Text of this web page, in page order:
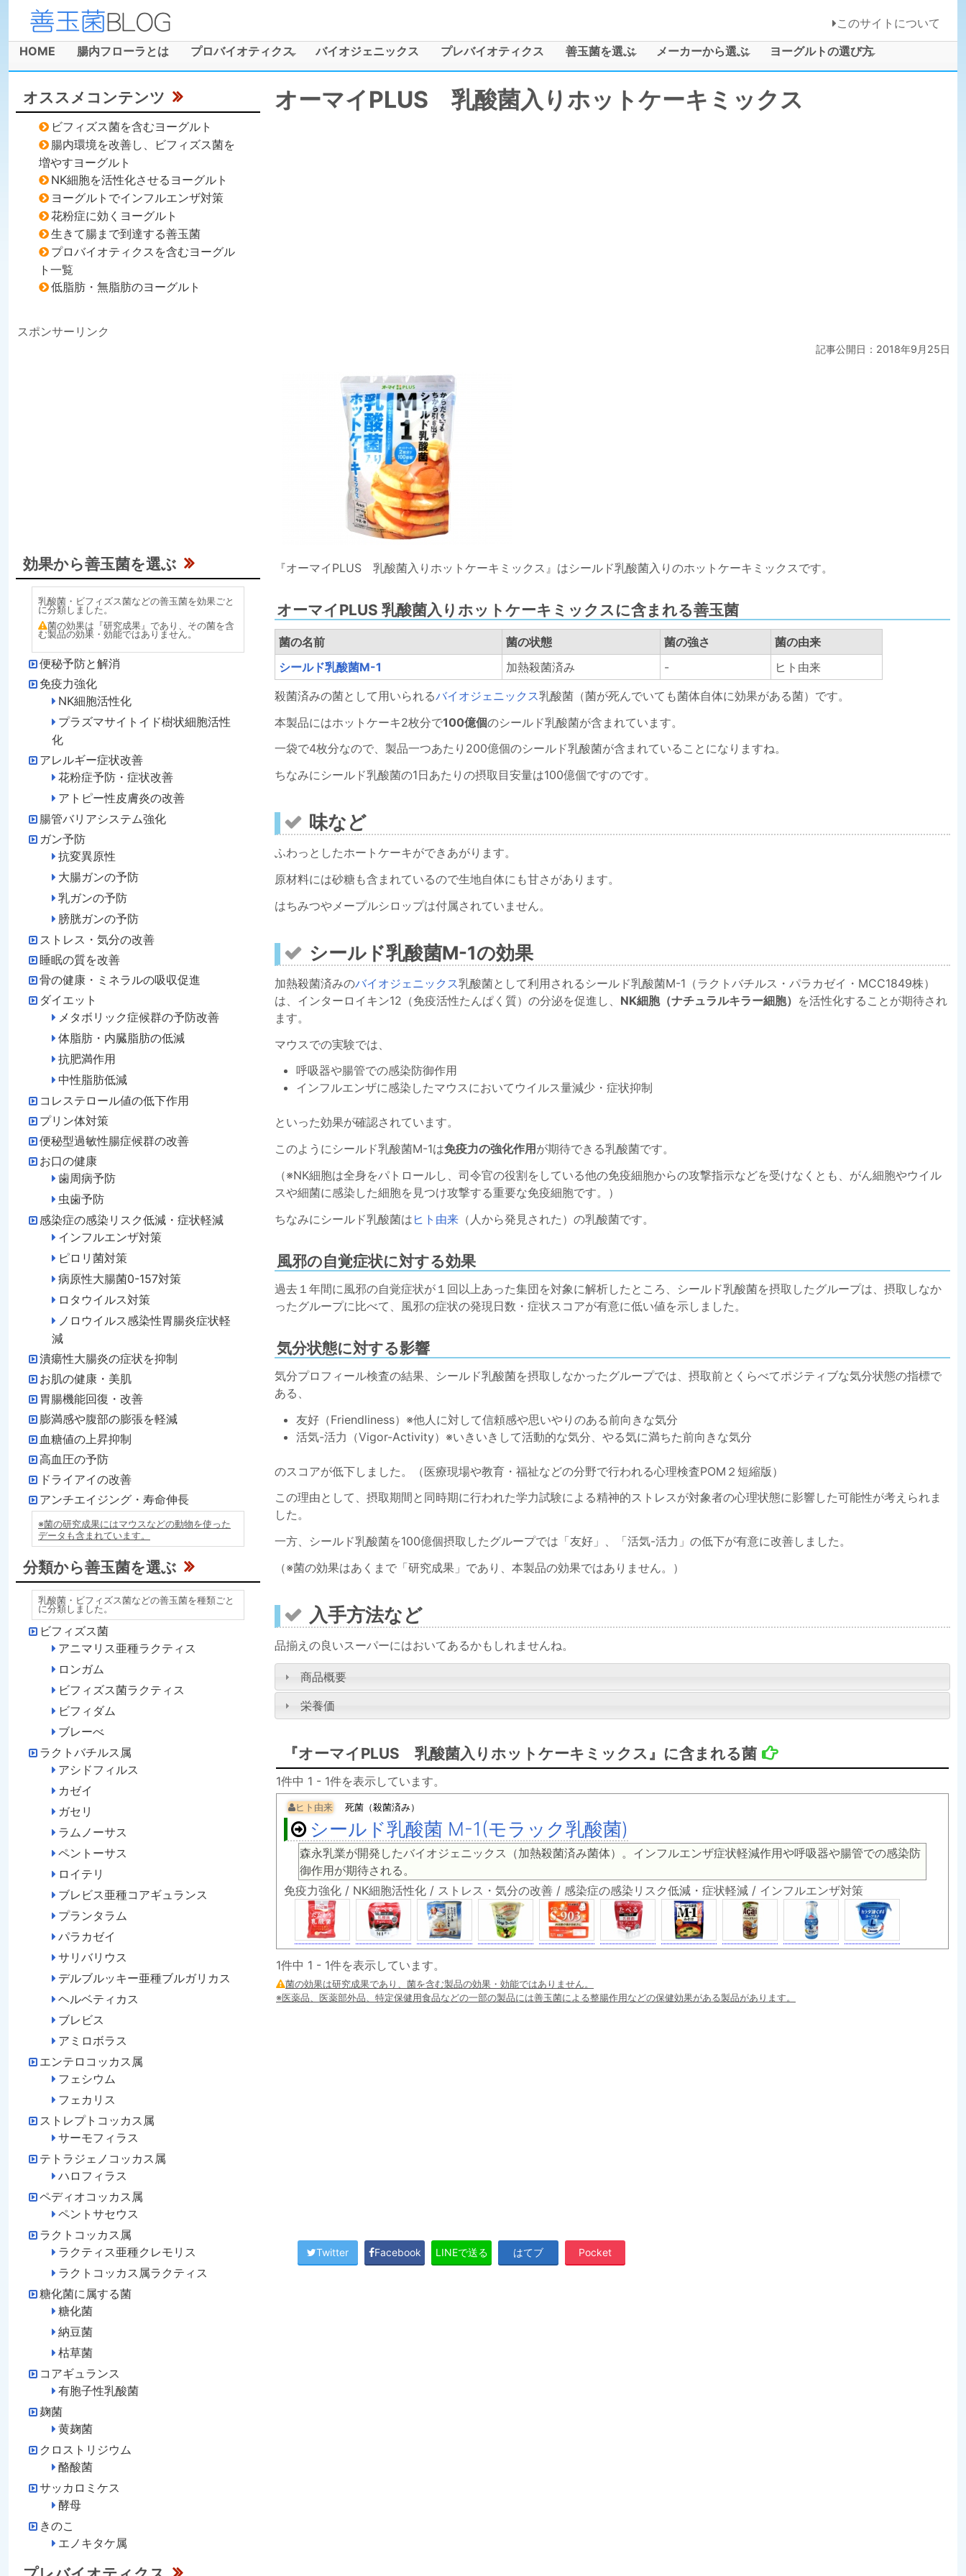
善
玉
ブ
このサイトについて
メインメニュー
HOME 腸内フローラとは プロバイオティクス バイオジェニックス プレバイオティクス 善玉菌を選ぶ メーカーから選ぶ ヨーグルトの選び方
オーマイPLUS 乳酸菌入りホットケーキミックス
記事公開日：2018年9月25日
『オーマイPLUS 乳酸菌入りホットケーキミックス』はシールド乳酸菌入りのホットケーキミックスです。
オーマイPLUS 乳酸菌入りホットケーキミックスに含まれる善玉菌
菌の名前 菌の状態 菌の強さ
菌の由来
シールド乳酸菌M-1
加熱殺菌済み -
ヒト由来
殺菌済みの菌として用いられるバイオジェニックス乳酸菌（菌が死んでいても菌体自体に効果がある菌）です。
本製品にはホットケーキ2枚分で100億個のシールド乳酸菌が含まれています。
一袋で4枚分なので、製品一つあたり200億個のシールド乳酸菌が含まれていることになりますね。
ちなみにシールド乳酸菌の1日あたりの摂取目安量は100億個ですのです。
味など
ふわっとしたホートケーキができあがります。
原材料には砂糖も含まれているので生地自体にも甘さがあります。
はちみつやメープルシロップは付属されていません。
シールド乳酸菌M-1の効果
加熱殺菌済みのバイオジェニックス乳酸菌として利用されるシールド乳酸菌M-1（ラクトバチルス・パラカゼイ・MCC1849株）
は、インターロイキン12（免疫活性たんぱく質）の分泌を促進し、 NK細胞（ナチュラルキラー細胞） を活性化することが期待され
ます。
マウスでの実験では、
呼吸器や腸管での感染防御作用
インフルエンザに感染したマウスにおいてウイルス量減少・症状抑制
といった効果が確認されています。
このようにシールド乳酸菌M-1は免疫力の強化作用 が期待できる乳酸菌です。
（※NK細胞は全身をパトロールし、司令官の役割をしている他の免疫細胞からの攻撃指示などを受けなくとも、がん細胞やウイル
スや細菌に感染した細胞を見つけ攻撃する重要な免疫細胞です。）
ちなみにシールド乳酸菌は ヒト由来 （人から発見された）の乳酸菌です。
風邪の自覚症状に対する効果
過去１年間に風邪の自覚症状が１回以上あった集団を対象に解析したところ、シールド乳酸菌を摂取したグループは、摂取しなか
ったグループに比べて、風邪の症状の発現日数・症状スコアが有意に低い値を示しました。
気分状態に対する影響
気分プロフィール検査の結果、シールド乳酸菌を摂取しなかったグループでは、摂取前とくらべてポジティブな気分状態の指標で
ある、
友好（Friendliness）※他人に対して信頼感や思いやりのある前向きな気分
活気-活力（Vigor-Activity）※いきいきして活動的な気分、やる気に満ちた前向きな気分
のスコアが低下しました。（医療現場や教育・福祉などの分野で行われる心理検査POM２短縮版）
この理由として、摂取期間と同時期に行われた学力試験による精神的ストレスが対象者の心理状態に影響した可能性が考えられま
した。
一方、シールド乳酸菌を100億個摂取したグループでは「友好」、「活気-活力」の低下が有意に改善しました。
（※菌の効果はあくまで「研究成果」であり、本製品の効果ではありません。）
入手方法など
品揃えの良いスーパーにはおいてあるかもしれませんね。
商品概要
栄養価
『オーマイPLUS 乳酸菌入りホットケーキミックス』に含まれる菌
1件中 1 - 1件を表示しています。
ヒト由来 死菌（殺菌済み）
シールド乳酸菌 M-1(モラック乳酸菌)
森永乳業が開発したバイオジェニックス（加熱殺菌済み菌体）。インフルエンザ症状軽減作用や呼吸器や腸管での感染防
御作用が期待される。
免疫力強化 / NK細胞活性化 / ストレス・気分の改善 / 感染症の感染リスク低減・症状軽減 / インフルエンザ対策
1件中 1 - 1件を表示しています。
菌の効果は研究成果であり、菌を含む製品の効果・効能ではありません。
※医薬品、医薬部外品、特定保健用食品などの一部の製品には善玉菌による整腸作用などの保健効果がある製品があります。
Twitter Facebook LINEで送る はてブ Pocket
オススメコンテンツ
ビフィズス菌を含むヨーグルト
腸内環境を改善し、ビフィズス菌を
増やすヨーグルト
NK細胞を活性化させるヨーグルト
ヨーグルトでインフルエンザ対策
花粉症に効くヨーグルト
生きて腸まで到達する善玉菌
プロバイオティクスを含むヨーグル
ト一覧
低脂肪・無脂肪のヨーグルト
スポンサーリンク
効果から善玉菌を選ぶ
乳酸菌・ビフィズス菌などの善玉菌を効果ごと
に分類しました。
菌の効果は『研究成果』であり、その菌を含
む製品の効果・効能ではありません。
便秘予防と解消
免疫力強化
NK細胞活性化
プラズマサイトイド樹状細胞活性
化
アレルギー症状改善
花粉症予防・症状改善
アトピー性皮膚炎の改善
腸管バリアシステム強化
ガン予防
抗変異原性
大腸ガンの予防
乳ガンの予防
膀胱ガンの予防
ストレス・気分の改善
睡眠の質を改善
骨の健康・ミネラルの吸収促進
ダイエット
メタボリック症候群の予防改善
体脂肪・内臓脂肪の低減
抗肥満作用
中性脂肪低減
コレステロール値の低下作用
プリン体対策
便秘型過敏性腸症候群の改善
お口の健康
歯周病予防
虫歯予防
感染症の感染リスク低減・症状軽減
インフルエンザ対策
ピロリ菌対策
病原性大腸菌0-157対策
ロタウイルス対策
ノロウイルス感染性胃腸炎症状軽
減
潰瘍性大腸炎の症状を抑制
お肌の健康・美肌
胃腸機能回復・改善
膨満感や腹部の膨張を軽減
血糖値の上昇抑制
高血圧の予防
ドライアイの改善
アンチエイジング・寿命伸長
※菌の研究成果にはマウスなどの動物を使った
データも含まれています。
分類から善玉菌を選ぶ
乳酸菌・ビフィズス菌などの善玉菌を種類ごと
に分類しました。
ビフィズス菌
アニマリス亜種ラクティス
ロンガム
ビフィズス菌ラクティス
ビフィダム
ブレーべ
ラクトバチルス属
アシドフィルス
カゼイ
ガセリ
ラムノーサス
ペントーサス
ロイテリ
ブレビス亜種コアギュランス
プランタラム
パラカゼイ
サリバリウス
デルブルッキー亜種ブルガリカス
ヘルベティカス
ブレビス
アミロボラス
エンテロコッカス属
フェシウム
フェカリス
ストレプトコッカス属
サーモフィラス
テトラジェノコッカス属
ハロフィラス
ペディオコッカス属
ペントサセウス
ラクトコッカス属
ラクティス亜種クレモリス
ラクトコッカス属ラクティス
糖化菌に属する菌
糖化菌
納豆菌
枯草菌
コアギュランス
有胞子性乳酸菌
麹菌
黄麹菌
クロストリジウム
酪酸菌
サッカロミケス
酵母
きのこ
エノキタケ属